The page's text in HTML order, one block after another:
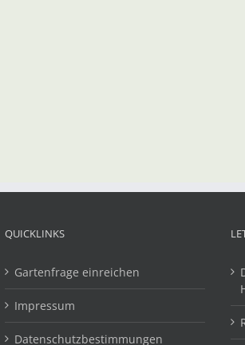
QUICKLINKS
Gartenfrage einreichen
Impressum
Datenschutzbestimmungen